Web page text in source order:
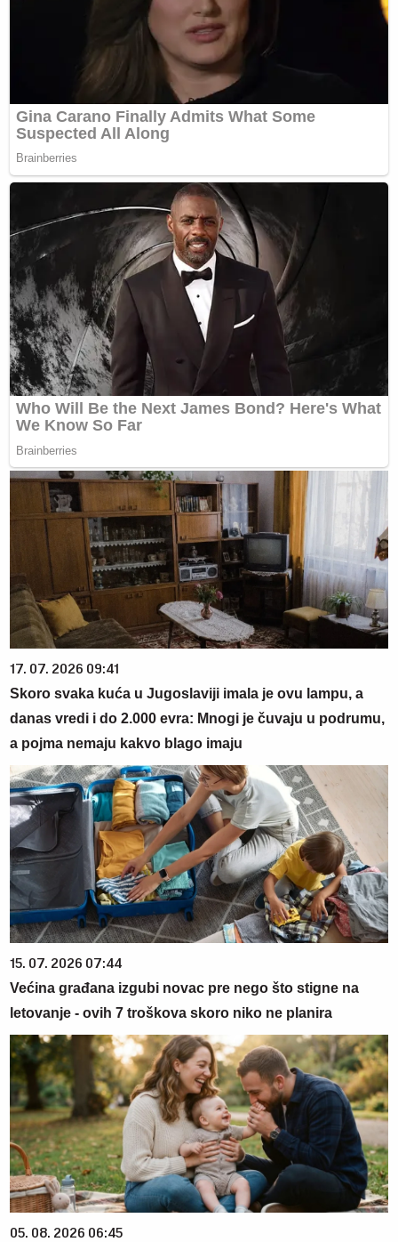
17. 07. 2026 09:41
Skoro svaka kuća u Jugoslaviji imala je ovu lampu, a
danas vredi i do 2.000 evra: Mnogi je čuvaju u podrumu,
a pojma nemaju kakvo blago imaju
15. 07. 2026 07:44
Većina građana izgubi novac pre nego što stigne na
letovanje - ovih 7 troškova skoro niko ne planira
05. 08. 2026 06:45